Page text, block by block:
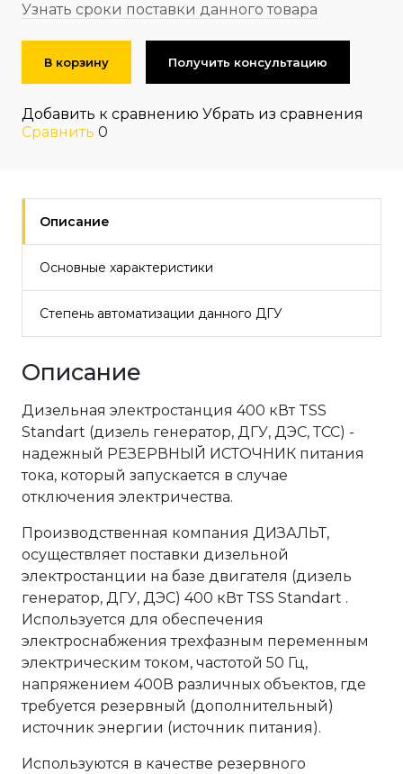
Узнать сроки поставки данного товара
В корзину Получить консультацию
Добавить к сравнению Убрать из сравнения
Сравнить 0
Описание
Основные характеристики
Степень автоматизации данного ДГУ
Описание
Дизельная электростанция 400 кВт TSS
Standart (дизель генератор, ДГУ, ДЭС, ТСС) -
надежный РЕЗЕРВНЫЙ ИСТОЧНИК питания
тока, который запускается в случае
отключения электричества.
Производственная компания ДИЗАЛЬТ,
осуществляет поставки дизельной
электростанции на базе двигателя (дизель
генератор, ДГУ, ДЭС) 400 кВт TSS Standart .
Используется для обеспечения
электроснабжения трехфазным переменным
электрическим током, частотой 50 Гц,
напряжением 400В различных объектов, где
требуется резервный (дополнительный)
источник энергии (источник питания).
Используются в качестве резервного